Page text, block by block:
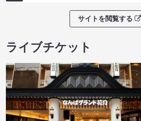
サイトを閲覧する
ライブチケット